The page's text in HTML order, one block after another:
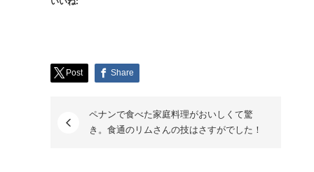
Post Share
ペナンで食べた家庭料理がおいしくて驚
き。食通のリムさんの技はさすがでした！